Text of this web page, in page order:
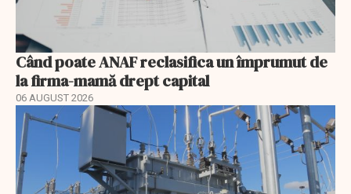
Când poate ANAF reclasifica un împrumut de
la firma-mamă drept capital
06 AUGUST 2026